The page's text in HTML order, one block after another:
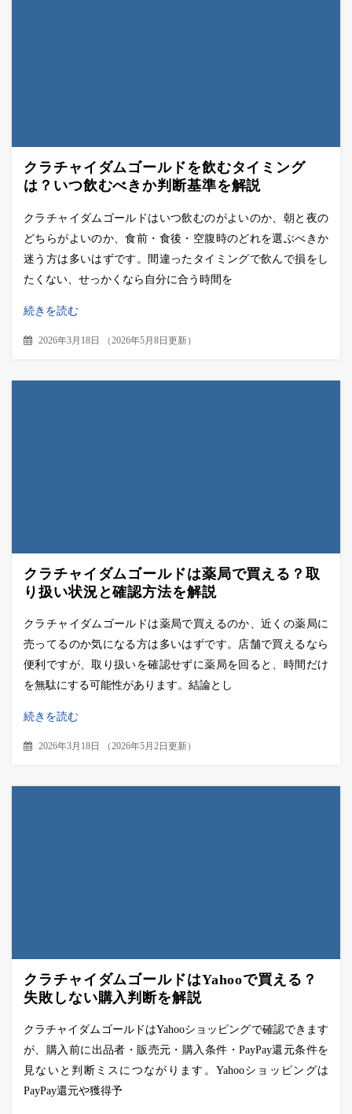
クラチャイダムゴールドを飲むタイミング
は？いつ飲むべきか判断基準を解説
クラチャイダムゴールドはいつ飲むのがよいのか、朝と夜の
どちらがよいのか、食前・食後・空腹時のどれを選ぶべきか
迷う方は多いはずです。間違ったタイミングで飲んで損をし
たくない、せっかくなら自分に合う時間を
続きを読む
2026年3月18日 （2026年5月8日更新）
クラチャイダムゴールドは薬局で買える？取
り扱い状況と確認方法を解説
クラチャイダムゴールドは薬局で買えるのか、近くの薬局に
売ってるのか気になる方は多いはずです。店舗で買えるなら
便利ですが、取り扱いを確認せずに薬局を回ると、時間だけ
を無駄にする可能性があります。結論とし
続きを読む
2026年3月18日 （2026年5月2日更新）
クラチャイダムゴールドはYahooで買える？
失敗しない購入判断を解説
クラチャイダムゴールドはYahooショッピングで確認できます
が、購入前に出品者・販売元・購入条件・PayPay還元条件を
見ないと判断ミスにつながります。Yahooショッピングは
PayPay還元や獲得予